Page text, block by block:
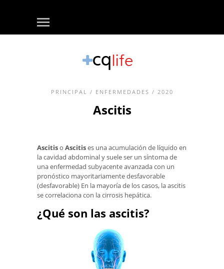
PRINCIPAL / ENFERMEDADES / 2020
Ascitis
Ascitiso Ascitises una acumulación de líquido en
la cavidad abdominal y suele ser un síntoma de
una enfermedad subyacente avanzada con un
pronóstico mayoritariamente desfavorable
(desfavorable) En la mayoría de los casos, la ascitis
se correlaciona con la cirrosis hepática.
¿Qué son las ascitis?